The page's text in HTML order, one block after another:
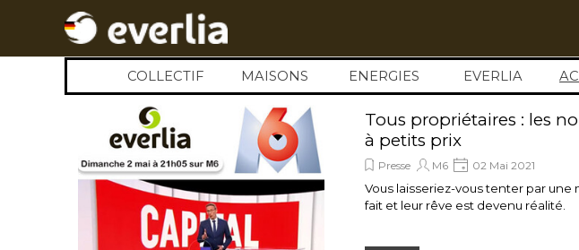
COLLECTIF ▼
MAISONS ▼
ENERGIES EVERLIA
Tous propriétaires : les
à petits prix
Presse M6 02 Mai 2021
Vous laisseriez-vous tenter par une
fait et leur rêve est devenu réalité.